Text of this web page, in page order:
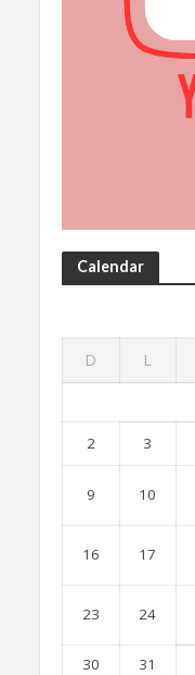
Calendar
D L
2 3
9 10
16 17
23 24
30
31